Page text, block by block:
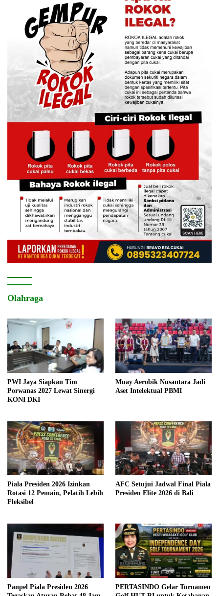
Olahraga
PWI Jaya Siapkan Tim
Porwanas 2027 Lewat Sinergi
KONI DKI
Muay Aerobik Nusantara Jadi
Aset Intelektual PBMI
Piala Presiden 2026 Izinkan
Rotasi 12 Pemain, Pelatih Lebih
Fleksibel
AFC Setujui Jadwal Final Piala
Presiden Elite 2026 di Bali
Panpel Piala Presiden 2026
PERTASINDO Gelar Turnamen